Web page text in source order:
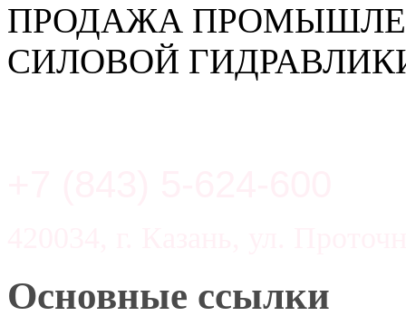
ПРОДАЖА
СИЛОВОЙ
Основные ссылки